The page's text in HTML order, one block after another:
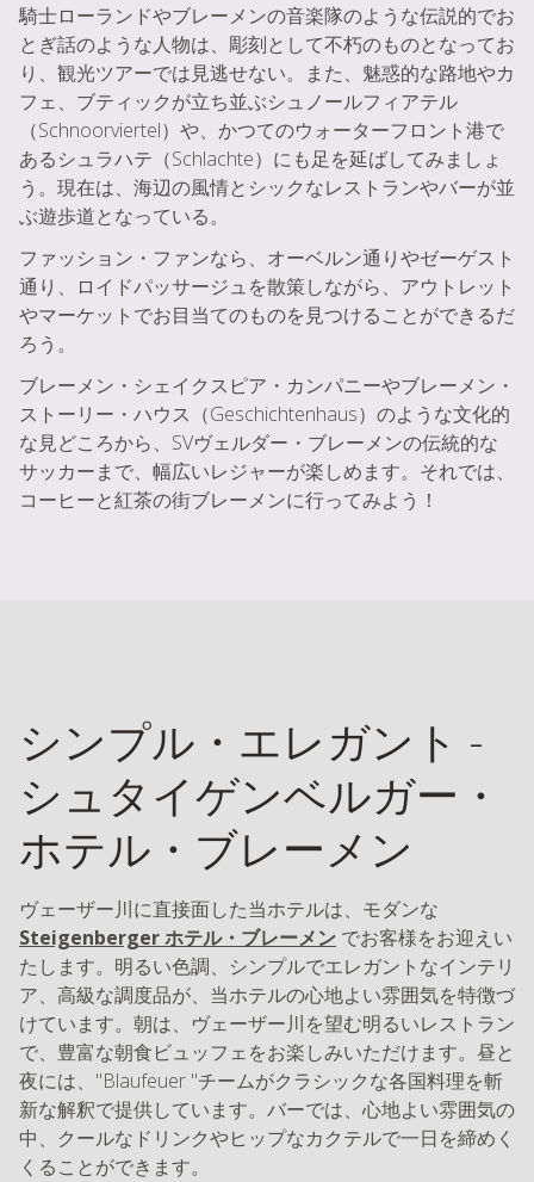
騎士ローランドやブレーメンの音楽隊のような伝説的でお
とぎ話のような人物は、彫刻として不朽のものとなってお
り、観光ツアーでは見逃せない。また、魅惑的な路地やカ
フェ、ブティックが立ち並ぶシュノールフィアテル
（Schnoorviertel）や、かつてのウォーターフロント港で
あるシュラハテ（Schlachte）にも足を延ばしてみましょ
う。現在は、海辺の風情とシックなレストランやバーが並
ぶ遊歩道となっている。
ファッション・ファンなら、オーベルン通りやゼーゲスト
通り、ロイドパッサージュを散策しながら、アウトレット
やマーケットでお目当てのものを見つけることができるだ
ろう。
ブレーメン・シェイクスピア・カンパニーやブレーメン・
ストーリー・ハウス（Geschichtenhaus）のような文化的
な見どころから、SVヴェルダー・ブレーメンの伝統的な
サッカーまで、幅広いレジャーが楽しめます。それでは、
コーヒーと紅茶の街ブレーメンに行ってみよう！
シンプル・エレガント -
シュタイゲンベルガー・
ホテル・ブレーメン
ヴェーザー川に直接面した当ホテルは、モダンな
Steigenberger ホテル・ブレーメン でお客様をお迎えい
たします。明るい色調、シンプルでエレガントなインテリ
ア、高級な調度品が、当ホテルの心地よい雰囲気を特徴づ
けています。朝は、ヴェーザー川を望む明るいレストラン
で、豊富な朝食ビュッフェをお楽しみいただけます。昼と
夜には、"Blaufeuer "チームがクラシックな各国料理を斬
新な解釈で提供しています。バーでは、心地よい雰囲気の
中、クールなドリンクやヒップなカクテルで一日を締めく
くることができます。